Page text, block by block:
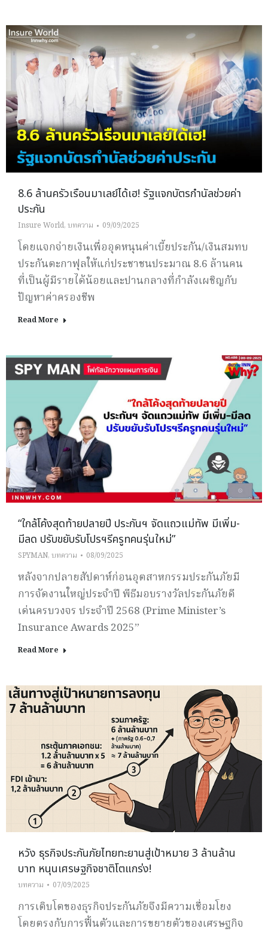
8.6 ล้านครัวเรือนมาเลย์ได้เฮ! รัฐแจกบัตรกำนัลช่วยค่า
ประกัน
Insure World, บทความ 09/09/2025
โดยแจกจ่ายเงินเพื่ออุดหนุนค่าเบี้ยประกัน/เงินสมทบ
ประกันตะกาฟุลให้แก่ประชาชนประมาณ 8.6 ล้านคน
ที่เป็นผู้มีรายได้น้อยและปานกลางที่กำลังเผชิญกับ
ปัญหาค่าครองชีพ
Read More
“ใกล้โค้งสุดท้ายปลายปี ประกันฯ จัดแถวแม่ทัพ มีเพิ่ม-
มีลด ปรับขยับรับโปรฯรีครูทคนรุ่นใหม่”
SPYMAN, บทความ 08/09/2025
หลังจากปลายสัปดาห์ก่อนอุตสาหกรรมประกันภัยมี
การจัดงานใหญ่ประจำปี พีธีมอบรางวัลประกันภัยดี
เด่นครบวงจร ประจำปี 2568 (Prime Minister’s
Insurance Awards 2025”
Read More
หวัง ธุรกิจประกันภัยไทยทะยานสู่เป้าหมาย 3 ล้านล้าน
บาท หนุนเศรษฐกิจชาติโตแกร่ง!
บทความ 07/09/2025
การเติบโตของธุรกิจประกันภัยจึงมีความเชื่อมโยง
โดยตรงกับการฟื้นตัวและการขยายตัวของเศรษฐกิจ